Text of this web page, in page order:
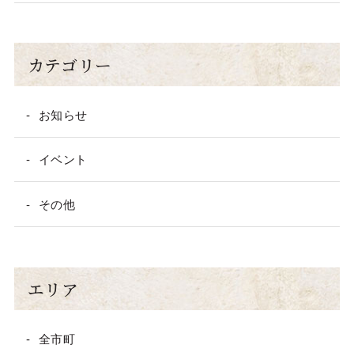
カテゴリー
お知らせ
イベント
その他
エリア
全市町